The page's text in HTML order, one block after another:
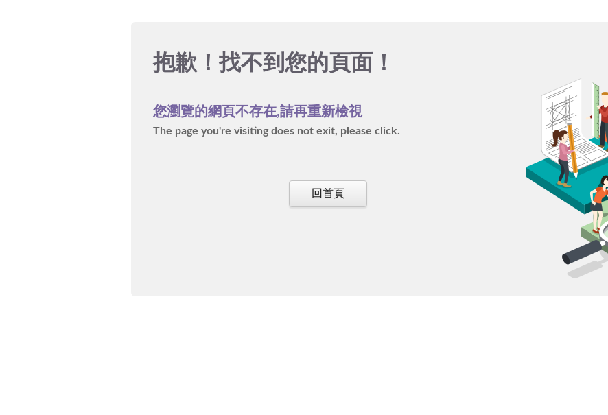
抱歉！找不到您的頁面！
您瀏覽的網頁不存在,請再重新檢視
The page you're visiting does not exit, please click.
回首頁